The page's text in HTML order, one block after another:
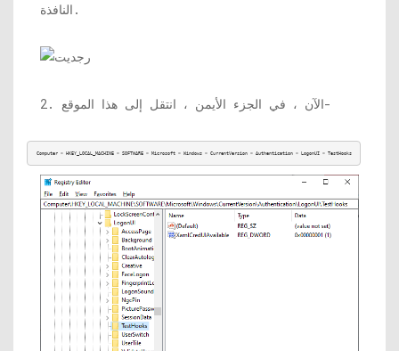
النافذة.
2. الآن ، في الجزء الأيمن ، انتقل إلى هذا الموقع-
Computer > HKEY_LOCAL_MACHINE > SOFTWARE > Microsoft > Windows > CurrentVersion > Authentication > LogonUI > TestHooks